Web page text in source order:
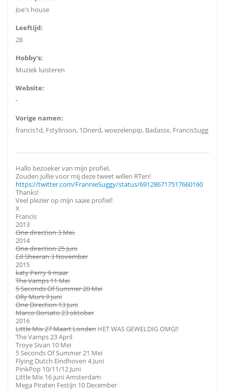
Joe's house
Leeftijd:
28
Hobby's:
Muziek luisteren
Website:
-
Vorige namen:
francis1d, Fstylinson, 1Dnerd, woezelenpip, Badassx, FrancisSugg
Hallo bezoeker van mijn profiel,
Zouden jullie voor mij deze tweet willen RTen!
https://twitter.com/FrannieSuggy/status/691286717517660160
Thanks!
Veel plezier op mijn saaie profiel!
X
Francis
2013
One direction 3 Mei.
2014
One direction 25 Juni
Ed Sheeran 3 November
2015
katy Perry 9 maar
The Vamps 11 Mei
5 Seconds Of Summer 20 Mei
Olly Murs 9 juni
One Direction 13 Juni
Marco Borsato 23 oktober
2016
Little Mix 27 Maart Londen HET WAS GEWELDIG OMG!!
The Vamps 23 April
Troye Sivan 10 Mei
5 Seconds Of Summer 21 Mei
Flying Dutch Eindhoven 4 Juni
PinkPop 10/11/12 Juni
Little Mix 16 juni Amsterdam
Mega Piraten Festijn 10 December